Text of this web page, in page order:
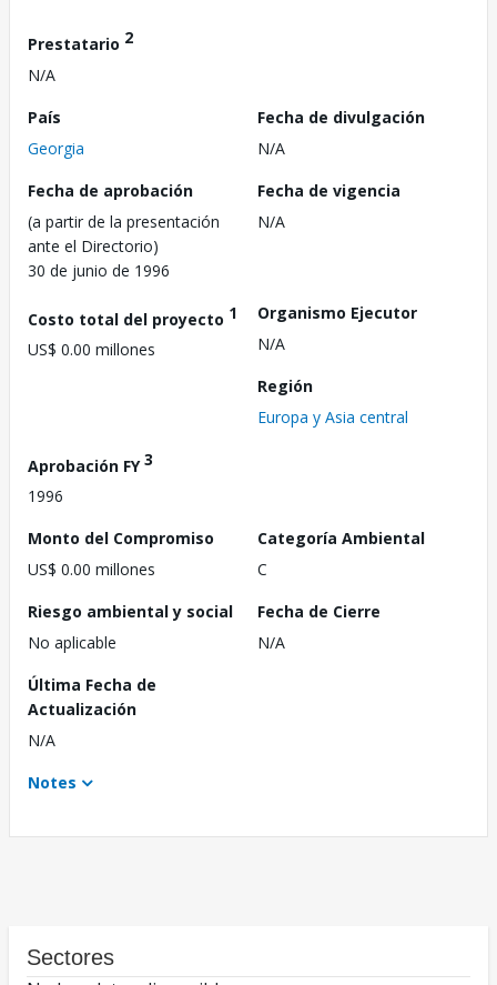
Prestatario 2
N/A
País
Georgia
Fecha de divulgación
N/A
Fecha de aprobación
(a partir de la presentación
ante el Directorio)
30 de junio de 1996
Fecha de vigencia
N/A
Costo total del proyecto 1
US$ 0.00 millones
Organismo Ejecutor
N/A
Región
Europa y Asia central
Aprobación FY3
1996
Monto del Compromiso
US$ 0.00 millones
Categoría Ambiental
C
Riesgo ambiental y social
No aplicable
Fecha de Cierre
N/A
Última Fecha de
Actualización
N/A
Notes
Sectores